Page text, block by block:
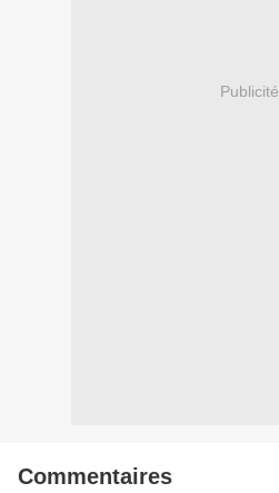
Publicité
Commentaires